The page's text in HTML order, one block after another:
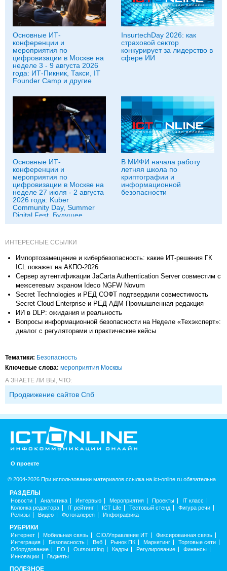
Основные ИТ-
конференции и
мероприятия по
цифровизации в Москве на
неделе 3 - 9 августа 2026
года: ИТ-Пикник, Такси, IT
Founder Camp и другие
InsurtechDay 2026: как
страховой сектор
конкурирует за лидерство в
сфере ИИ
Основные ИТ-
конференции и
мероприятия по
цифровизации в Москве на
неделе 27 июля - 2 августа
2026 года: Kuber
Community Day, Summer
Digital Fest, Будущее
исследований в
В МИФИ начала работу
летняя школа по
криптографии и
информационной
безопасности
ИНТЕРЕСНЫЕ ССЫЛКИ
Импортозамещение и кибербезопасность: какие ИТ-решения ГК
ICL покажет на АКПО-2026
Сервер аутентификации JaCarta Authentication Server совместим с
межсетевым экраном Ideco NGFW Novum
Secret Technologies и РЕД СОФТ подтвердили совместимость
Secret Cloud Enterprise и РЕД АДМ Промышленная редакция
ИИ в DLP: ожидания и реальность
Вопросы информационной безопасности на Неделе «Техэксперт»:
диалог с регуляторами и практические кейсы
Тематики: Безопасность
Ключевые слова: мероприятия Москвы
А ЗНАЕТЕ ЛИ ВЫ, ЧТО:
Продвижение сайтов Спб
О проекте
© 2004-2026 При использовании материалов ссылка на ict-online.ru обязательна
РАЗДЕЛЫ
Новости Аналитика Интервью Мероприятия Проекты
IT класс
Колонка редактора
IT рейтинг ICT Life Тестовый стенд
Фигура речи
Релизы
Видео Фотогалерея Инфографика
РУБРИКИ
Интернет Мобильная связь CIO/Управление ИТ
Фиксированная связь
Интеграция
Безопасность Веб Рынок ПК Маркетинг
Торговые сети
Оборудование
ПО Outsourcing Кадры Регулирование
Финансы
Инновации
Гаджеты
ПОЛЕЗНОЕ